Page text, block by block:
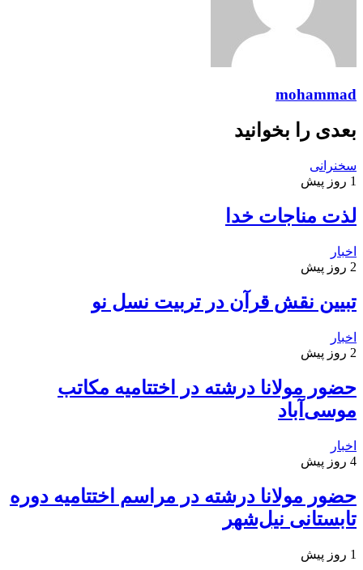
mohammad
بعدی را بخوانید
سخنرانی
1 روز پیش
لذت مناجات خدا
اخبار
2 روز پیش
تبیین نقش قرآن در تربیت نسل نو
اخبار
2 روز پیش
حضور مولانا درشته در اختتامیه مکاتب
موسی‌آباد
اخبار
4 روز پیش
حضور مولانا درشته در مراسم اختتامیه دوره
تابستانی نیل‌شهر
1 روز پیش